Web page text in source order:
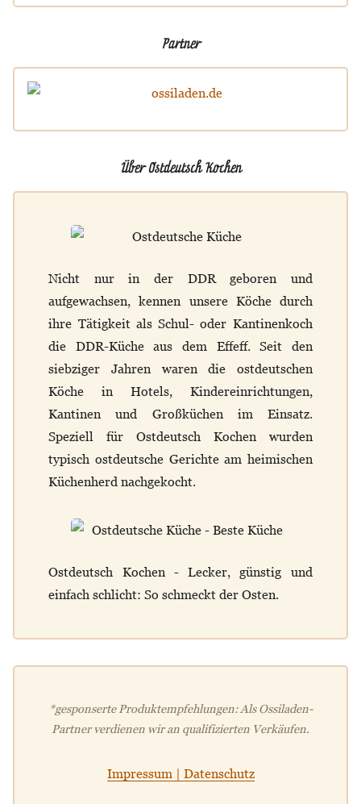
Partner
Über Ostdeutsch Kochen
Nicht nur in der DDR geboren und
aufgewachsen, kennen unsere Köche durch
ihre Tätigkeit als Schul- oder Kantinenkoch
die DDR-Küche aus dem Effeff. Seit den
siebziger Jahren waren die ostdeutschen
Köche in Hotels, Kindereinrichtungen,
Kantinen und Großküchen im Einsatz.
Speziell für Ostdeutsch Kochen wurden
typisch ostdeutsche Gerichte am heimischen
Küchenherd nachgekocht.
Ostdeutsch Kochen - Lecker, günstig und
einfach schlicht: So schmeckt der Osten.
*gesponserte Produktempfehlungen: Als Ossiladen-
Partner verdienen wir an qualifizierten Verkäufen.
Impressum | Datenschutz